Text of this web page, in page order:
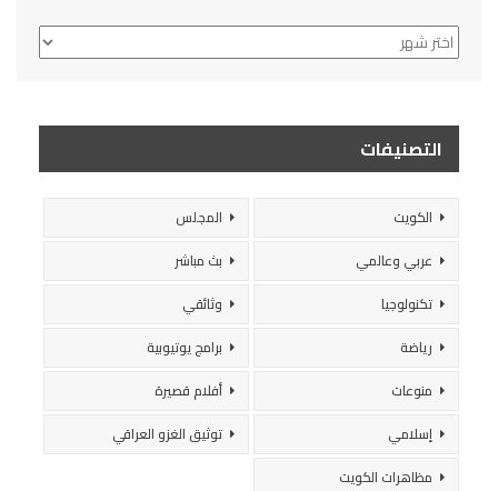
الأرشيف
التصنيفات
الكويت
المجلس
عربي وعالمي
بث مباشر
تكنولوجيا
وثائقي
رياضة
برامج يوتيوبية
منوعات
أفلام قصيرة
إسلامي
توثيق الغزو العراقي
مظاهرات الكويت